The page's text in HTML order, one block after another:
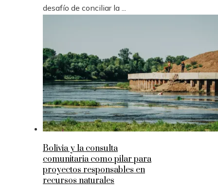
desafío de conciliar la ...
Bolivia y la consulta
comunitaria como pilar para
proyectos responsables en
recursos naturales